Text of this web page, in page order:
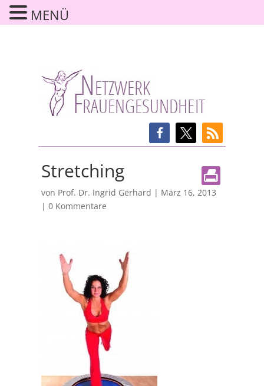
Stretching
von Prof. Dr. Ingrid Gerhard | März 16, 2013
| 0 Kommentare
MENÜ